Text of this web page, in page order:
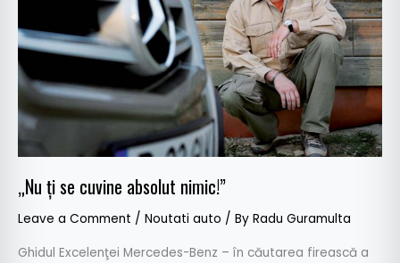
„Nu ţi se cuvine absolut nimic!”
Leave a Comment / Noutati auto / By Radu Guramulta
Ghidul Excelenţei Mercedes-Benz – în căutarea firească a
nimic!”